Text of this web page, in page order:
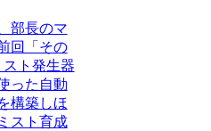
部長のマ
回「その
スト発生器
った自動
構築しほ
スト育成